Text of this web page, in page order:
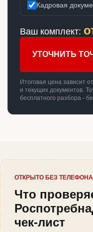
Кадровая
Ваш комплект:
УТОЧНИТЬ
Итоговая цена зависит
и текущих документов.
бесплатного разбора -
ОТКРЫТО БЕЗ ТЕЛЕФОНА
Что
чек-лист